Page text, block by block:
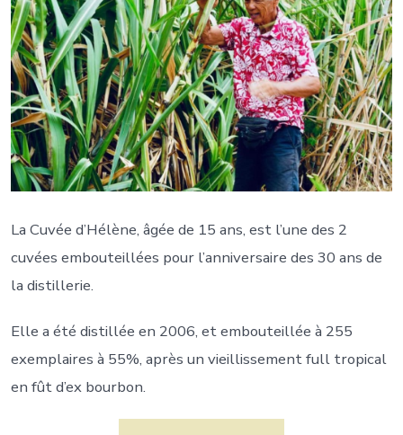
La Cuvée d’Hélène, âgée de 15 ans, est l’une des 2
cuvées embouteillées pour l’anniversaire des 30 ans de
la distillerie.
Elle a été distillée en 2006, et embouteillée à 255
exemplaires à 55%, après un vieillissement full tropical
en fût d’ex bourbon.